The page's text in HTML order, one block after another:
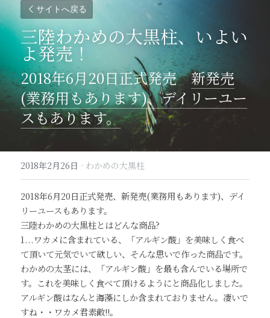
サイトへ戻る
三陸わかめの大黒柱、いよい
よ発売！
2018年6月20日正式発売 新発売
(業務用もあります)、デイリーユー
スもあります。
2018年2月26日 · わかめの大黒柱
2018年6月20日正式発売、新発売(業務用もあります)、デイ
リーユースもあります。
三陸わかめの大黒柱とはどんな商品?
1...ワカメに含まれている、「アルギン酸」を美味しく食べ
て頂いて元気でいて欲しい、そんな思いで作った商品です。
わかめの太茎には、「アルギン酸」を最も含んでいる場所で
す。これを美味しく食べて頂けるようにと商品化しました。
アルギン酸はなんと海藻にしか含まれておりません。凄いで
すね・・ワカメ君素敵!!。